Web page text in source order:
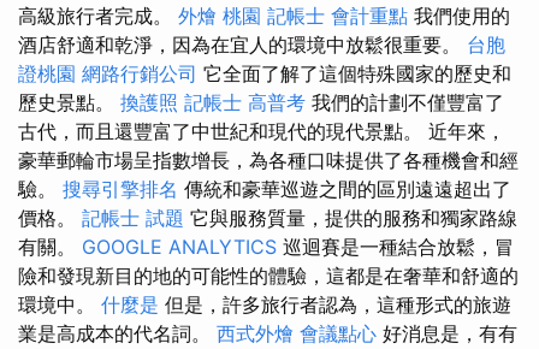
高級旅行者完成。 外燴 桃園 記帳士 會計重點 我們使用的
酒店舒適和乾淨，因為在宜人的環境中放鬆很重要。 台胞
證桃園 網路行銷公司 它全面了解了這個特殊國家的歷史和
歷史景點。 換護照 記帳士 高普考 我們的計劃不僅豐富了
古代，而且還豐富了中世紀和現代的現代景點。 近年來，
豪華郵輪市場呈指數增長，為各種口味提供了各種機會和經
驗。 搜尋引擎排名 傳統和豪華巡遊之間的區別遠遠超出了
價格。 記帳士 試題 它與服務質量，提供的服務和獨家路線
有關。 GOOGLE ANALYTICS 巡迴賽是一種結合放鬆，冒
險和發現新目的地的可能性的體驗，這都是在奢華和舒適的
環境中。 什麼是 但是，許多旅行者認為，這種形式的旅遊
業是高成本的代名詞。 西式外燴 會議點心 好消息是，有有